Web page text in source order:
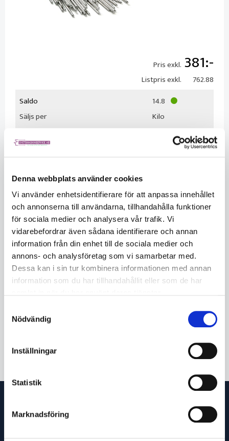
Denna webbplats använder cookies
Vi använder enhetsidentifierare för att anpassa innehållet
och annonserna till användarna, tillhandahålla funktioner
för sociala medier och analysera vår trafik. Vi
vidarebefordrar även sådana identifierare och annan
information från din enhet till de sociala medier och
annons- och analysföretag som vi samarbetar med.
Dessa kan i sin tur kombinera informationen med annan
information som du har tillhandahållit eller som de har
Nödvändig
Inställningar
Statistik
Marknadsföring
Pris exkl. 381
Listpris exkl.
762.88
Saldo
14.8
Säljs per
Kilo
Förpackningsstorlek
KÖP
Beskrivning
OK Tigtrod 2209 är en extra lågkolhaltig ferritaustenitisk
motstånd mot allmän korrosion, interkristallin korrosion,
punktfrätning och speciellt mot spänningskorrosion i klorid